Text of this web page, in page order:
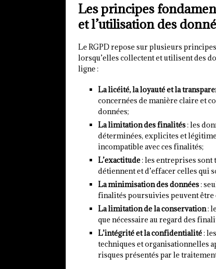
Les principes
et l’utilisation des
Le RGPD repose sur plusieurs
lorsqu’elles collectent et utilisent des
ligne :
La licéité, la loyauté et la
concernées de manière claire et
données;
La limitation des finalités: les
déterminées, explicites et
incompatible avec ces finalités;
L’exactitude: les entreprises sont
détiennent et d’effacer celles qui
La minimisation des données:
finalités poursuivies peuvent être
La limitation de la conservation:
que nécessaire au regard des
L’intégrité et la confidentialité:
techniques et organisationnelles
risques présentés par le